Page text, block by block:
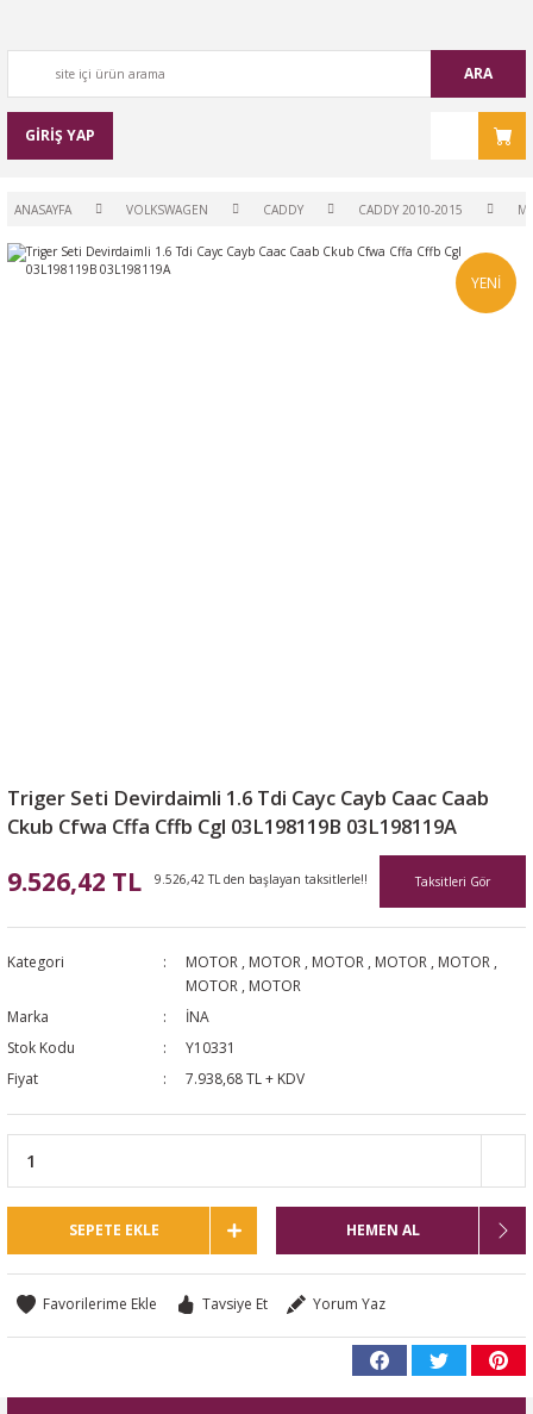
ARA
GİRİŞ YAP
ANASAYFA VOLKSWAGEN CADDY CADDY 2010-2015
YENİ
Triger Seti Devirdaimli 1.6 Tdi Cayc Cayb Caac Caab
Ckub Cfwa Cffa Cffb Cgl 03L198119B 03L198119A
9.526,42 TL 9.526,42 TL den başlayan taksitlerle!! Taksitleri Gör
Kategori MOTOR , MOTOR , MOTOR , MOTOR , MOTOR ,
MOTOR , MOTOR
Marka
İNA
Stok Kodu
Y10331
Fiyat
7.938,68 TL + KDV
SEPETE EKLE HEMEN AL
Tavsiye Et Yorum Yaz